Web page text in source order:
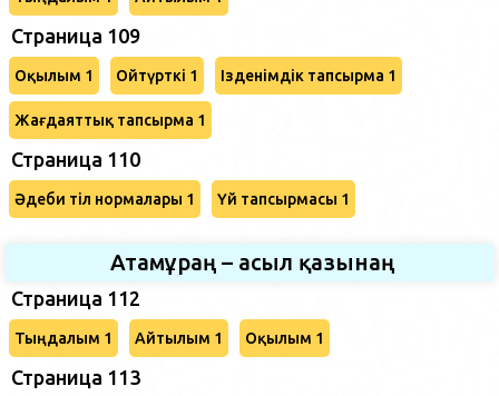
Страница 109
Оқылым 1 Ойтүрткі 1 Ізденімдік тапсырма 1
Жағдаяттық тапсырма 1
Страница 110
Әдеби тіл нормалары 1 Үй тапсырмасы 1
Атамұраң – асыл қазынаң
Страница 112
Тыңдалым 1 Айтылым 1 Оқылым 1
Страница 113